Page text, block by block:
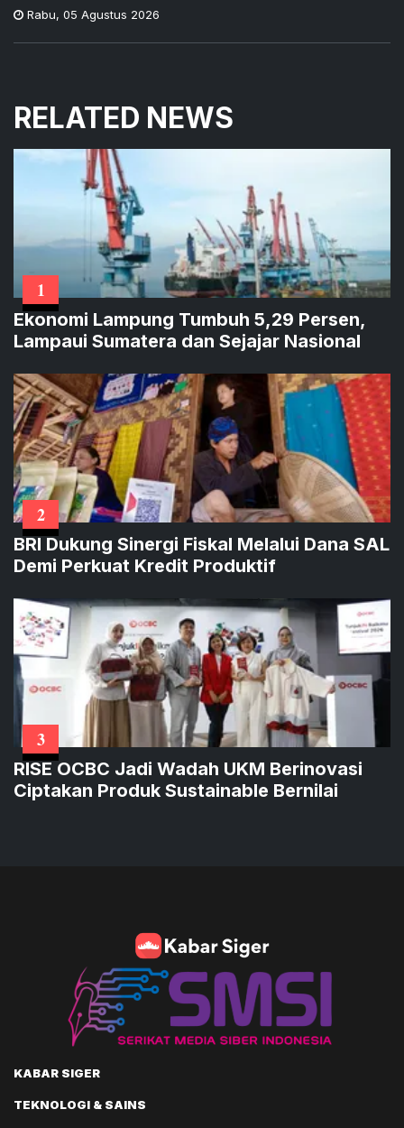
Rabu, 05 Agustus 2026
RELATED NEWS
1
Ekonomi Lampung Tumbuh 5,29 Persen,
Lampaui Sumatera dan Sejajar Nasional
2
BRI Dukung Sinergi Fiskal Melalui Dana SAL
Demi Perkuat Kredit Produktif
3
RISE OCBC Jadi Wadah UKM Berinovasi
Ciptakan Produk Sustainable Bernilai
KABAR SIGER
TEKNOLOGI & SAINS